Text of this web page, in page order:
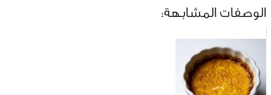
الوصفات المشابهة: